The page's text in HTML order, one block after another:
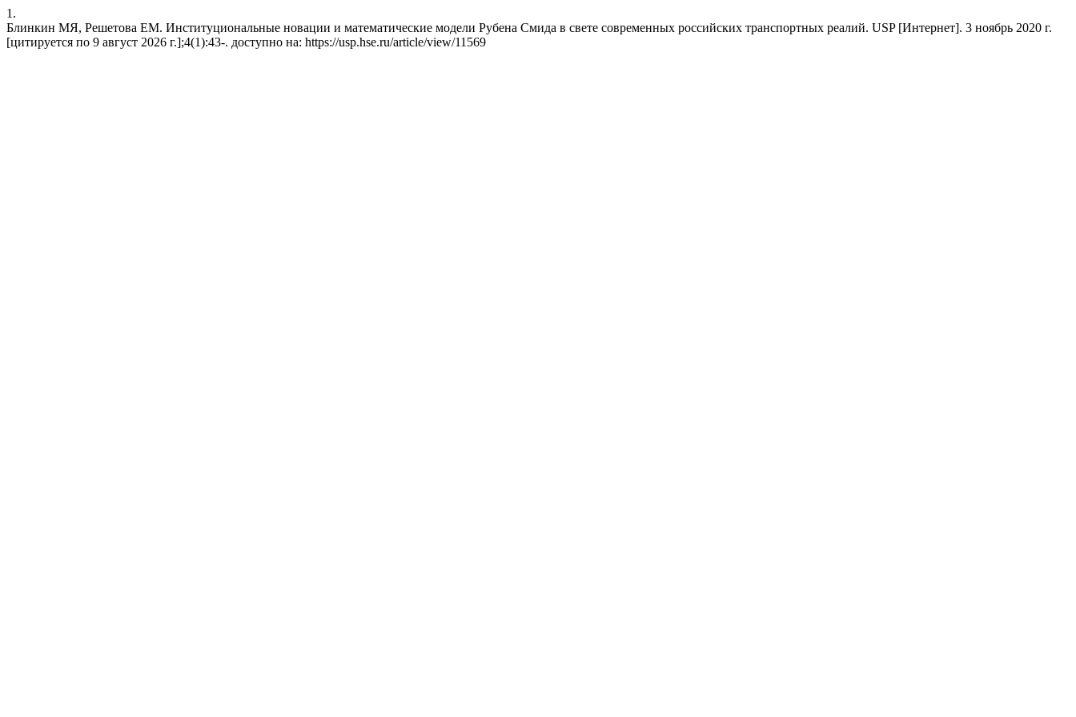
1.
Блинкин МЯ, Решетова ЕМ. Институциональные новации и математические модели Рубена Смида в свете современных российских транспортных реалий. USP [Интернет]. 3 ноябрь 2020 г.
[цитируется по 9 август 2026 г.];4(1):43-. доступно на: https://usp.hse.ru/article/view/11569